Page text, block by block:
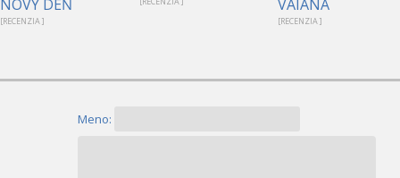
NOVÝ DEŇ
[RECENZIA ]
VAIANA
[RECENZIA ]
Meno: